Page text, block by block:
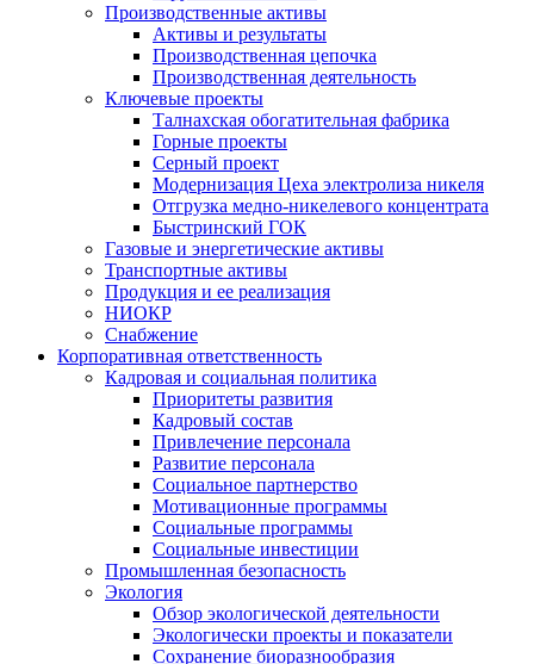
Производственные активы
Активы и результаты
Производственная цепочка
Производственная деятельность
Ключевые проекты
Талнахская обогатительная фабрика
Горные проекты
Серный проект
Модернизация Цеха электролиза никеля
Отгрузка медно-никелевого концентрата
Быстринский ГОК
Газовые и энергетические активы
Транспортные активы
Продукция и ее реализация
НИОКР
Снабжение
Корпоративная ответственность
Кадровая и социальная политика
Приоритеты развития
Кадровый состав
Привлечение персонала
Развитие персонала
Социальное партнерство
Мотивационные программы
Социальные программы
Социальные инвестиции
Промышленная безопасность
Экология
Обзор экологической деятельности
Экологически проекты и показатели
Сохранение биоразнообразия